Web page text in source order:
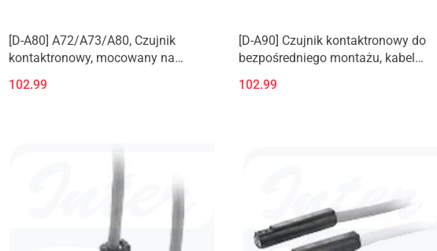
[D-A80] A72/A73/A80, Czujnik
kontaktronowy, mocowany na
102.99
[D-A90] Czujnik kontaktronowy do
bezpośredniego montażu, kabel
102.99